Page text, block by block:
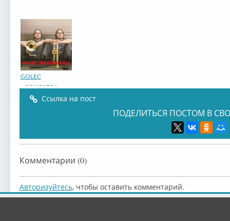
GOLEC
uORKIESTRA
Ссылка на пост
ПОДЕЛИТЬСЯ ПОСТОМ В
Комментарии (0)
Авторизуйтесь, чтобы оставить комментарий.